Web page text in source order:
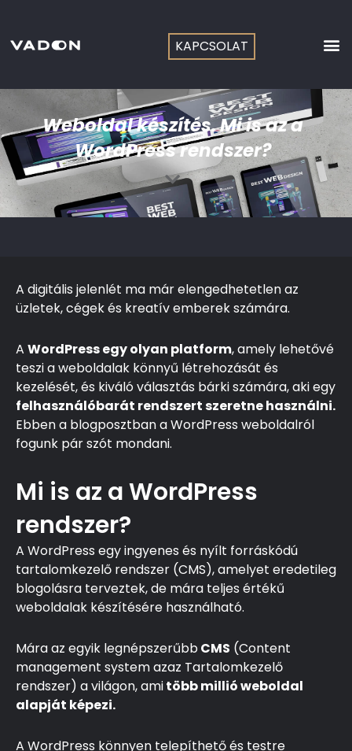
content
KAPCSOLAT
Weboldal készítés. Mi is az a
WordPress rendszer?
A digitális jelenlét ma már elengedhetetlen az
üzletek, cégek és kreatív emberek számára.
A WordPress egy olyan platform, amely lehetővé
teszi a weboldalak könnyű létrehozását és
kezelését, és kiváló választás bárki számára, aki egy
felhasználóbarát rendszert szeretne használni.
Ebben a blogposztban a WordPress weboldalról
fogunk pár szót mondani.
Mi is az a WordPress
rendszer?
A WordPress egy ingyenes és nyílt forráskódú
tartalomkezelő rendszer (CMS), amelyet eredetileg
blogolásra terveztek, de mára teljes értékű
weboldalak készítésére használható.
Mára az egyik legnépszerűbbCMS (Content
management system azaz Tartalomkezelő
rendszer) a világon, amitöbb millió weboldal
alapját képezi.
A WordPress könnyen telepíthető és testre